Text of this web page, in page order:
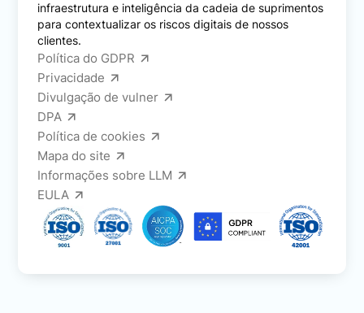
infraestrutura e inteligência da cadeia de suprimentos
para contextualizar os riscos digitais de nossos
clientes.
Política do GDPR
Privacidade
Divulgação de vulner
DPA
Política de cookies
Mapa do site
Informações sobre LLM
EULA